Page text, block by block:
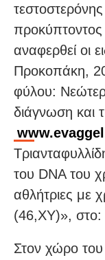
αναφερθεί οι
Προκοπάκη,
φύλου:
διάγνωση και
τoυ DNA του
αθλήτριες με
(46,XY)», στο:
Στον χώρο του